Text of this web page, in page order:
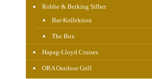
Robbe & Berking Silber
Bar-Kollektion
The Box
Hapag-Lloyd Cruises
ORA Outdoor Grill